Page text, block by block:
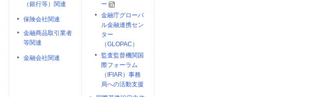
（銀行等）関連
保険会社関連
金融商品取引業者
等関連
金融会社関連
ー
金融庁グローバ
ル金融連携セン
ター
（GLOPAC）
監査監督機関国
際フォーラム
（IFIAR）事務
局への活動支援